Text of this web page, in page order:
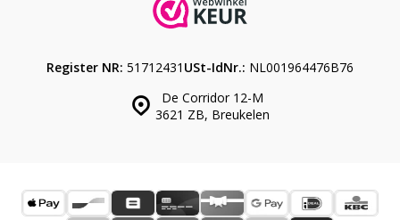
De Corridor 12-M
3621 ZB, Breukelen
Register NR: 51712431 USt-IdNr.: NL001964476B76